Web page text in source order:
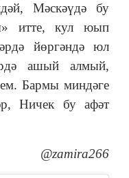
Мәскәүдә бу
итте, кул юып
йөргәндә юл
ашый алмый,
Бармы миндәге
Ничек бу афәт
@zamira266